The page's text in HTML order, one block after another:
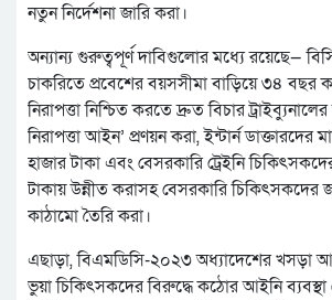
নতুন নির্দেশনা জারি করা।
অন্যান্য গুরুত্বপূর্ণ দাবিগুলোর মধ্যে রয়েছে—
চাকরিতে প্রবেশের বয়সসীমা বাড়িয়ে ৩৪ বছর
নিরাপত্তা নিশ্চিত করতে দ্রুত বিচার ট্রাইব্যুনালের
নিরাপত্তা আইন’ প্রণয়ন করা, ইন্টার্ন
হাজার টাকা এবং বেসরকারি ট্রেইনি
টাকায় উন্নীত করাসহ বেসরকারি চিকিৎসকদের
কাঠামো তৈরি করা।
এছাড়া, বিএমডিসি-২০২৩ অধ্যাদেশের খসড়া
ভুয়া চিকিৎসকদের বিরুদ্ধে কঠোর আইনি